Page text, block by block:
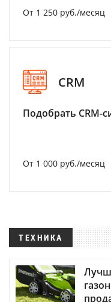
От 1 250 руб./месяц
CRM
Подобрать CRM-
От 1 000 руб./месяц
ТЕХНИКА